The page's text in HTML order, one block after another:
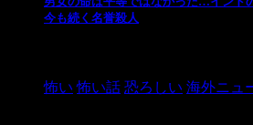
今も続く名誉殺人
怖い 怖い話 恐ろしい 海外ニュ